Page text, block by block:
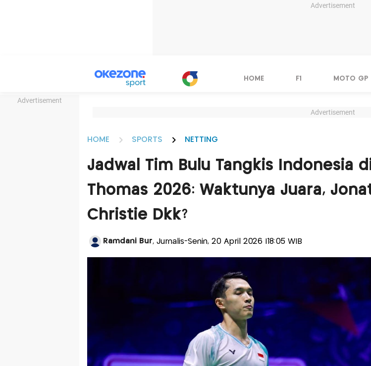
Advertisement
Advertisement
HOME F1 MOTO GP
Advertisement
HOME SPORTS NETTING
Jadwal Tim Bulu Tangkis Indonesia
Thomas 2026: Waktunya Juara,
Christie Dkk?
Ramdani Bur, Jurnalis-Senin, 20 April 2026 |18:05 WIB